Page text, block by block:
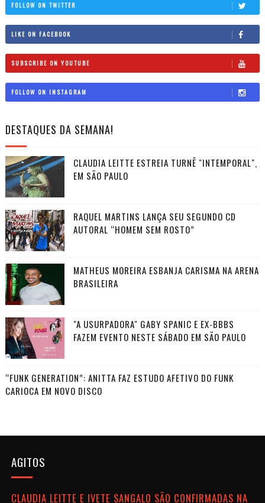
FOLLOW ON TWITTER
LIKE ON FACEBOOK
SUBSCRIBE ON YOUTUBE
FOLLOW ON INSTAGRAM
DESTAQUES DA SEMANA!
CLAUDIA LEITTE ESTREIA TURNÊ "INTEMPORAL",
EM SÃO PAULO
RAQUEL MARTINS LANÇA SEU SEGUNDO CD
AUTORAL “HOMEM SEM ROSTO”
MATHEUS MOREIRA ESBANJA CARISMA NA ARENA
BRASILEIRA
"A USURPADORA" GABY SPANIC E EX-BBBS
FAZEM EVENTO NESTE SÁBADO EM SÃO PAULO
“FUNK GENERATION”: ANITTA FAZ ESTUDO AFETIVO DO FUNK
CARIOCA EM NOVO DISCO
AGITOS
CLAUDIA LEITTE E IVETE SANGALO SÃO CONFIRMADAS NA